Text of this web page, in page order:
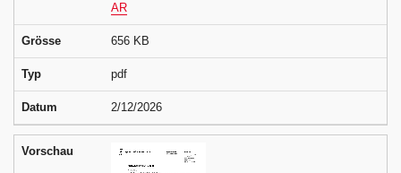
AR
Grösse 656 KB
Typ pdf
Datum 2/12/2026
Vorschau